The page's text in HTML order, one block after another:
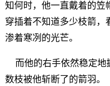
知何时，他一直戴着的笠
穿插着不知道多少枝箭，
渗着寒冽的光芒。
而他的右手依然稳定地
数枝被他斩断了的箭羽。